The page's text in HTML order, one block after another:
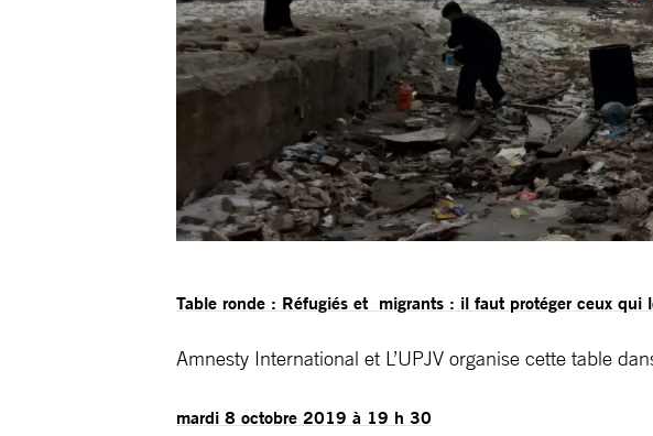
Table ronde : Réfugiés et migrants : il faut protéger ceux qui
Amnesty International et L’UPJV organise cette table
mardi 8 octobre 2019 à 19 h 30